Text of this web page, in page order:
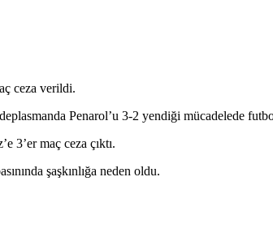
ceza verildi.
Penarol’u 3-2 yendiği mücadelede
3’er maç ceza çıktı.
şaşkınlığa neden oldu.